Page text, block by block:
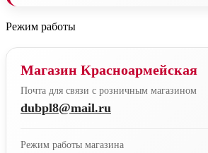
Режим работы
Магазин Красноармейская
Почта для связи с розничным магазином
dubpl8@mail.ru
Режим работы магазина